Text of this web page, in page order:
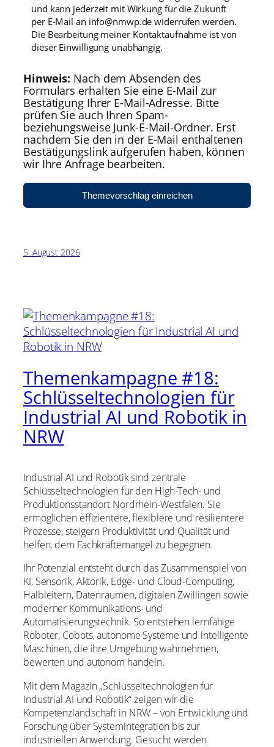
und kann jederzeit mit Wirkung für die Zukunft
per E-Mail an info@nmwp.de widerrufen werden.
Die Bearbeitung meiner Kontaktaufnahme ist von
dieser Einwilligung unabhängig.
Hinweis: Nach dem Absenden des
Formulars erhalten Sie eine E-Mail zur
Bestätigung Ihrer E-Mail-Adresse. Bitte
prüfen Sie auch Ihren Spam-
beziehungsweise Junk-E-Mail-Ordner. Erst
nachdem Sie den in der E-Mail enthaltenen
Bestätigungslink aufgerufen haben, können
wir Ihre Anfrage bearbeiten.
5. August 2026
Themenkampagne #18:
Schlüsseltechnologien für
Industrial AI und Robotik in
NRW
Industrial AI und Robotik sind zentrale
Schlüsseltechnologien für den High-Tech- und
Produktionsstandort Nordrhein-Westfalen. Sie
ermöglichen effizientere, flexiblere und resilientere
Prozesse, steigern Produktivität und Qualität und
helfen, dem Fachkräftemangel zu begegnen.
Ihr Potenzial entsteht durch das Zusammenspiel von
KI, Sensorik, Aktorik, Edge- und Cloud-Computing,
Halbleitern, Datenräumen, digitalen Zwillingen sowie
moderner Kommunikations- und
Automatisierungstechnik. So entstehen lernfähige
Roboter, Cobots, autonome Systeme und intelligente
Maschinen, die ihre Umgebung wahrnehmen,
bewerten und autonom handeln.
Mit dem Magazin „Schlüsseltechnologien für
Industrial AI und Robotik“ zeigen wir die
Kompetenzlandschaft in NRW – von Entwicklung und
Forschung über Systemintegration bis zur
industriellen Anwendung. Gesucht werden